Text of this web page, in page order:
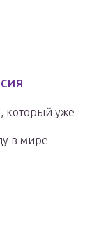
который уже
в мире